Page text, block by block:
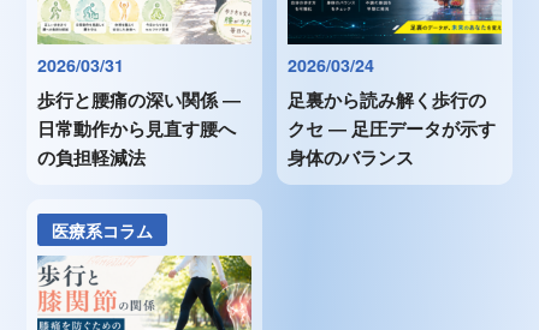
2026/03/31
歩行と腰痛の深い関係 ―
日常動作から見直す腰へ
の負担軽減法
2026/03/24
足裏から読み解く歩行の
クセ ― 足圧データが示す
身体のバランス
医療系コラム